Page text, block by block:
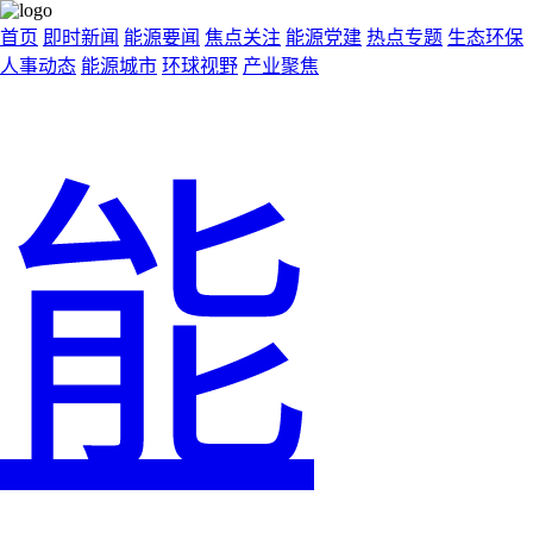
首页 即时新闻 能源要闻 焦点关注 能源党建 热点专题 生态环保
人事动态 能源城市 环球视野 产业聚焦
能